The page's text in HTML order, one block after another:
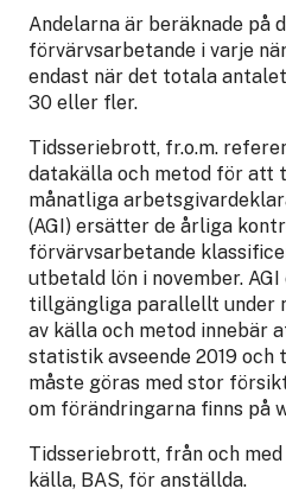
Andelarna är beräknade på
förvärvsarbetande i varje
endast när det totala
30 eller fler.
Tidsseriebrott, fr.o.m.
datakälla och metod för att
månatliga
(AGI) ersätter de årliga
förvärvsarbetande
utbetald lön i november.
tillgängliga parallellt under
av källa och metod innebär
statistik avseende 2019
måste göras med stor
om förändringarna finns på
Tidsseriebrott, från och med
källa, BAS, för anställda.